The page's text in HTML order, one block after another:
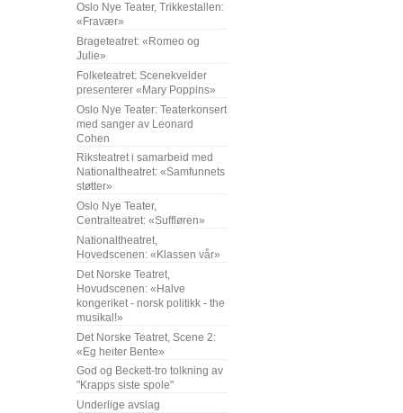
Oslo Nye Teater, Trikkestallen:
«Fravær»
Brageteatret: «Romeo og
Julie»
Folketeatret: Scenekvelder
presenterer «Mary Poppins»
Oslo Nye Teater: Teaterkonsert
med sanger av Leonard
Cohen
Riksteatret i samarbeid med
Nationaltheatret: «Samfunnets
støtter»
Oslo Nye Teater,
Centralteatret: «Suffløren»
Nationaltheatret,
Hovedscenen: «Klassen vår»
Det Norske Teatret,
Hovudscenen: «Halve
kongeriket - norsk politikk - the
musikal!»
Det Norske Teatret, Scene 2:
«Eg heiter Bente»
God og Beckett-tro tolkning av
"Krapps siste spole"
Underlige avslag